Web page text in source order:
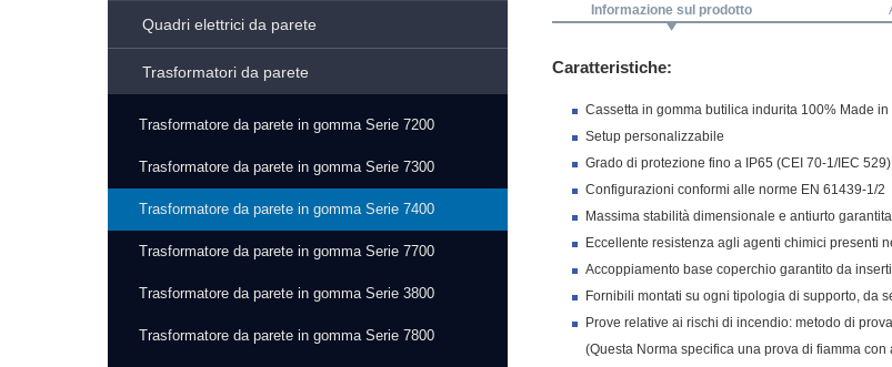
Quadri elettrici da parete
Trasformatori da parete
Trasformatore da parete in gomma Serie 7200
Trasformatore da parete in gomma Serie 7300
Trasformatore da parete in gomma Serie 7400
Trasformatore da parete in gomma Serie 7700
Trasformatore da parete in gomma Serie 3800
Trasformatore da parete in gomma Serie 7800
Informazione sul prodotto
Caratteristiche:
Cassetta in gomma butilica indurita 100% Made in
Setup personalizzabile
Grado di protezione fino a IP65 (CEI 70-1/IEC 529)
Configurazioni conformi alle norme EN 61439-1/2
Massima stabilità dimensionale e antiurto
Eccellente resistenza agli agenti chimici presenti
Accoppiamento base coperchio garantito da
Fornibili montati su ogni tipologia di supporto, da
Prove relative ai rischi di incendio: metodo di
(Questa Norma specifica una prova di fiamma